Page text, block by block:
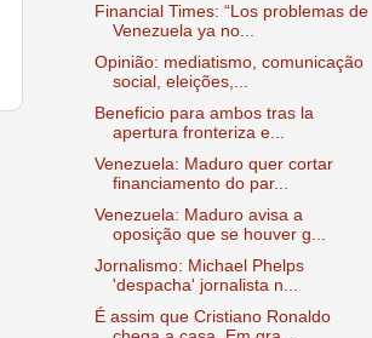
Financial Times: “Los problemas de
Venezuela ya no...
Opinião: mediatismo, comunicação
social, eleições,...
Beneficio para ambos tras la
apertura fronteriza e...
Venezuela: Maduro quer cortar
financiamento do par...
Venezuela: Maduro avisa a
oposição que se houver g...
Jornalismo: Michael Phelps
'despacha' jornalista n...
É assim que Cristiano Ronaldo